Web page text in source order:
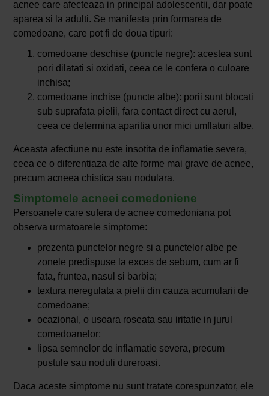
acnee care afecteaza in principal adolescentii, dar poate
aparea si la adulti. Se manifesta prin formarea de
comedoane, care pot fi de doua tipuri:
comedoane deschise (puncte negre): acestea sunt
pori dilatati si oxidati, ceea ce le confera o culoare
inchisa;
comedoane inchise (puncte albe): porii sunt blocati
sub suprafata pielii, fara contact direct cu aerul,
ceea ce determina aparitia unor mici umflaturi albe.
Aceasta afectiune nu este insotita de inflamatie severa,
ceea ce o diferentiaza de alte forme mai grave de acnee,
precum acneea chistica sau nodulara.
Simptomele acneei comedoniene
Persoanele care sufera de acnee comedoniana pot
observa urmatoarele simptome:
prezenta punctelor negre si a punctelor albe pe
zonele predispuse la exces de sebum, cum ar fi
fata, fruntea, nasul si barbia;
textura neregulata a pielii din cauza acumularii de
comedoane;
ocazional, o usoara roseata sau iritatie in jurul
comedoanelor;
lipsa semnelor de inflamatie severa, precum
pustule sau noduli dureroasi.
Daca aceste simptome nu sunt tratate corespunzator, ele